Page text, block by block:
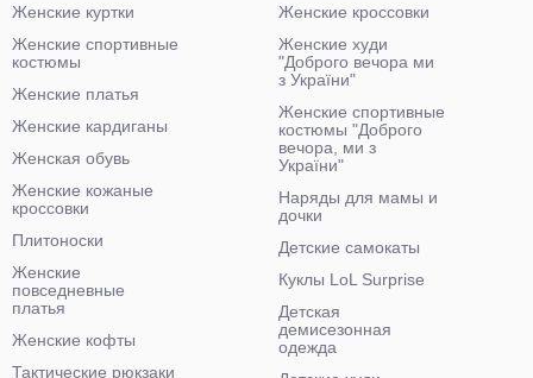
Женские куртки
Женские спортивные
костюмы
Женские платья
Женские кардиганы
Женская обувь
Женские кожаные
кроссовки
Плитоноски
Женские
повседневные
платья
Женские кофты
Тактические рюкзаки
Женские кроссовки
Женские худи
"Доброго вечора ми
з України"
Женские спортивные
костюмы "Доброго
вечора, ми з
України"
Наряды для мамы и
дочки
Детские самокаты
Куклы LoL Surprise
Детская
демисезонная
одежда